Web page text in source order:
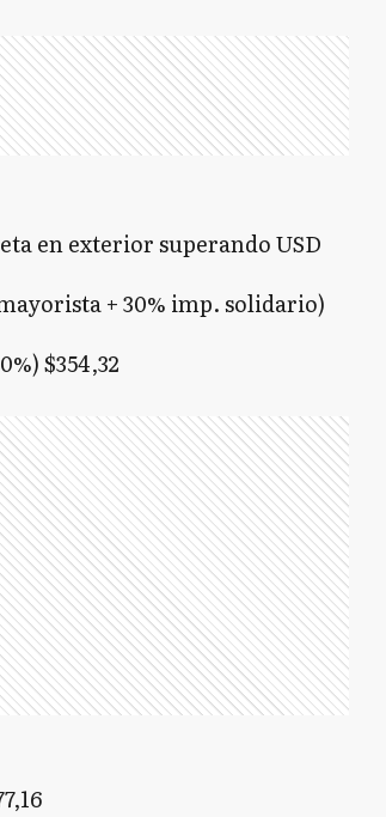
en exterior superando USD
+ 30% imp. solidario)
$354,32